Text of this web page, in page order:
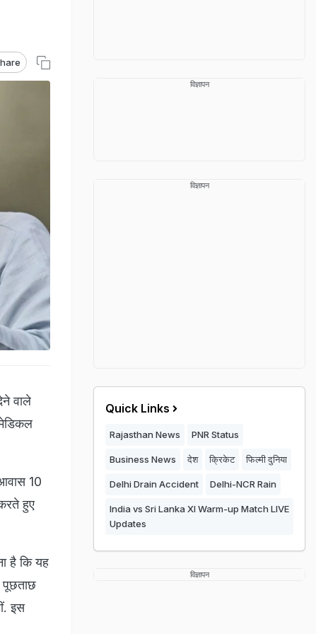
वाले
10
हुए
है कि यह
पूछताछ
इस
विज्ञापन
विज्ञापन
Quick Links
Rajasthan News PNR Status
Business News देश क्रिकेट फिल्मी दुनिया
Delhi Drain Accident Delhi-NCR Rain
India vs Sri Lanka XI Warm-up Match LIVE
Updates
विज्ञापन